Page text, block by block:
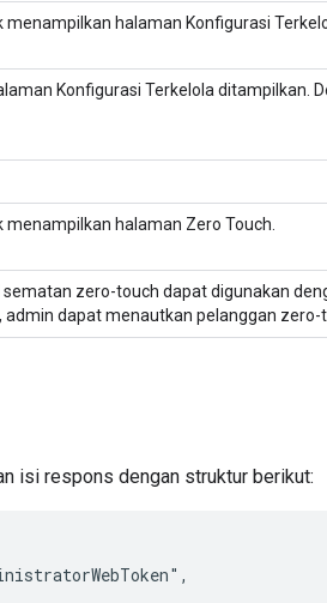
menampilkan halaman Konfigurasi
Konfigurasi Terkelola ditampilkan.
menampilkan halaman Zero Touch.
sematan zero-touch dapat digunakan
dapat menautkan pelanggan zero-
isi respons dengan struktur berikut: